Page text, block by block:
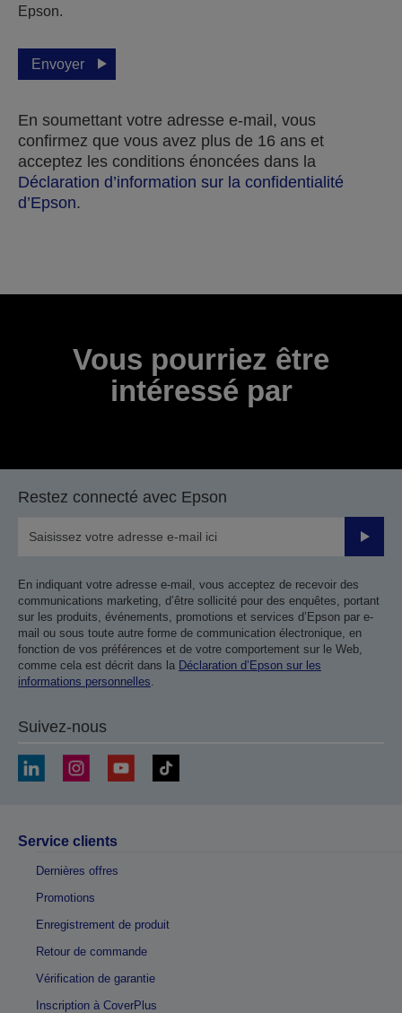
Epson.
Envoyer
En soumettant votre adresse e-mail, vous
confirmez que vous avez plus de 16 ans et
acceptez les conditions énoncées dans la
Déclaration d’information sur la confidentialité
d’Epson.
Merci pour votre soumission.
ouvrables.
Vous pourriez être
intéressé par
Restez connecté avec Epson
Valider
En indiquant votre adresse e-mail, vous acceptez de recevoir des
communications marketing, d’être sollicité pour des enquêtes, portant
sur les produits, événements, promotions et services d’Epson par e-
mail ou sous toute autre forme de communication électronique, en
fonction de vos préférences et de votre comportement sur le Web,
comme cela est décrit dans la Déclaration d’Epson sur les
informations personnelles
Suivez-nous
Service clients
Dernières offres
Promotions
Enregistrement de produit
Retour de commande
Vérification de garantie
Inscription à CoverPlus